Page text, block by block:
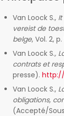
Van Loock S.,
vereist de
belge, Vol. 2,
Van Loock S.,
contrats et
presse).
Van Loock S.,
obligations,
(Accepté/